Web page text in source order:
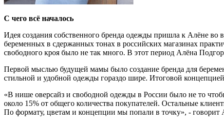
С чего всё началось
Идея создания собственного бренда одежды пришла к Алёне во
беременных в сдержанных тонах в российских магазинах
свободного кроя было не так много. В этот период Алёна
Первой мыслью будущей мамы было создание бренда для
стильной и удобной одежды гораздо шире. Итоговой
«В нише оверсайз и свободной одежды в России было не то
около 15% от общего количества покупателей. Остальные
По формату, цветам и концепции мы попали в точку», - говорит